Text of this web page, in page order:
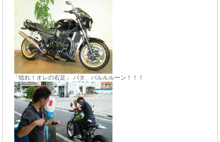
「唸れ！オレの右足」 パタ、バルルルーン！！！